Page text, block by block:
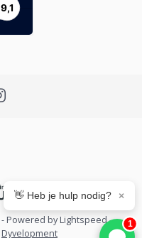
- Powered byLightspeed-
Dyvelopment
👋 Heb je hulp nodig? ×
1